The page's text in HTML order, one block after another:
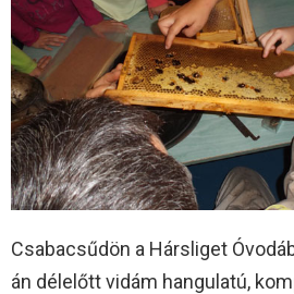
Csabacsűdön a Hársliget
án délelőtt vidám hangulatú,